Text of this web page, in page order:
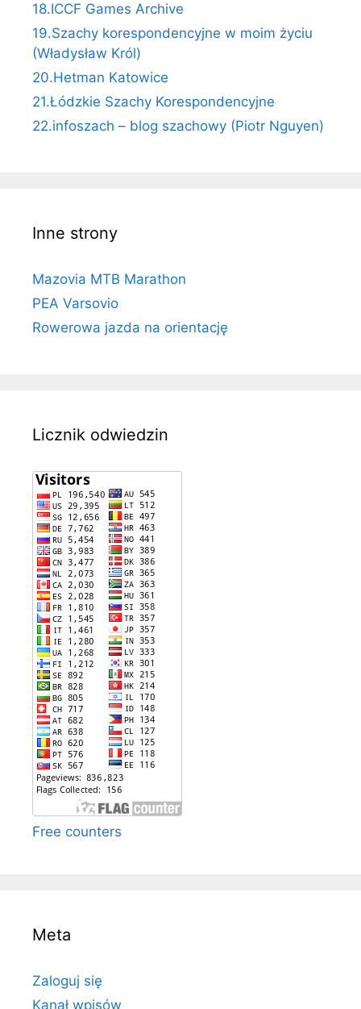
18.ICCF Games Archive
19.Szachy korespondencyjne w moim życiu
(Władysław Król)
20.Hetman Katowice
21.Łódzkie Szachy Korespondencyjne
22.infoszach – blog szachowy (Piotr Nguyen)
Inne strony
Mazovia MTB Marathon
PEA Varsovio
Rowerowa jazda na orientację
Licznik odwiedzin
Free counters
Meta
Zaloguj się
Kanał wpisów